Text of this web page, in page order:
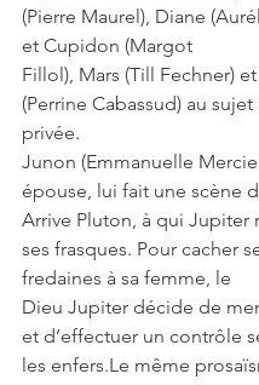
(Pierre Maurel), Diane
et Cupidon (Margot
Fillol), Mars (Till Fechner) et
(Perrine Cabassud) au sujet
privée.
Junon (Emmanuelle
épouse, lui fait une scène
Arrive Pluton, à qui Jupiter
ses frasques. Pour cacher
fredaines à sa femme, le
Dieu Jupiter décide de
et d’effectuer un contrôle
les enfers.Le même